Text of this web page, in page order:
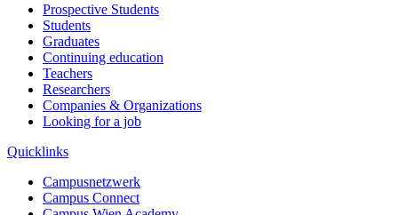
Prospective Students
Students
Graduates
Continuing education
Teachers
Researchers
Companies & Organizations
Looking for a job
Quicklinks
Campusnetzwerk
Campus Connect